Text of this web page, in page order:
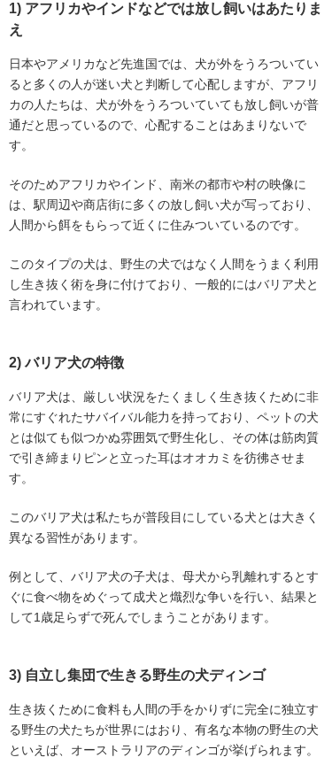
1) アフリカやインドなどでは放し飼いはあたりま
え
日本やアメリカなど先進国では、犬が外をうろついてい
ると多くの人が迷い犬と判断して心配しますが、アフリ
カの人たちは、犬が外をうろついていても放し飼いが普
通だと思っているので、心配することはあまりないで
す。
そのためアフリカやインド、南米の都市や村の映像に
は、駅周辺や商店街に多くの放し飼い犬が写っており、
人間から餌をもらって近くに住みついているのです。
このタイプの犬は、野生の犬ではなく人間をうまく利用
し生き抜く術を身に付けており、一般的にはバリア犬と
言われています。
2) バリア犬の特徴
バリア犬は、厳しい状況をたくましく生き抜くために非
常にすぐれたサバイバル能力を持っており、ペットの犬
とは似ても似つかぬ雰囲気で野生化し、その体は筋肉質
で引き締まりピンと立った耳はオオカミを彷彿させま
す。
このバリア犬は私たちが普段目にしている犬とは大きく
異なる習性があります。
例として、バリア犬の子犬は、母犬から乳離れするとす
ぐに食べ物をめぐって成犬と熾烈な争いを行い、結果と
して1歳足らずで死んでしまうことがあります。
3) 自立し集団で生きる野生の犬ディンゴ
生き抜くために食料も人間の手をかりずに完全に独立す
る野生の犬たちが世界にはおり、有名な本物の野生の犬
といえば、オーストラリアのディンゴが挙げられます。